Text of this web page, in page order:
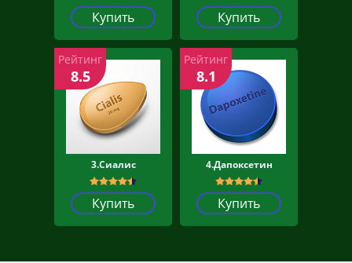
Купить Купить
3.Сиалис
Купить
Рейтинг
8.5
4.Дапоксетин
Купить
Рейтинг
8.1